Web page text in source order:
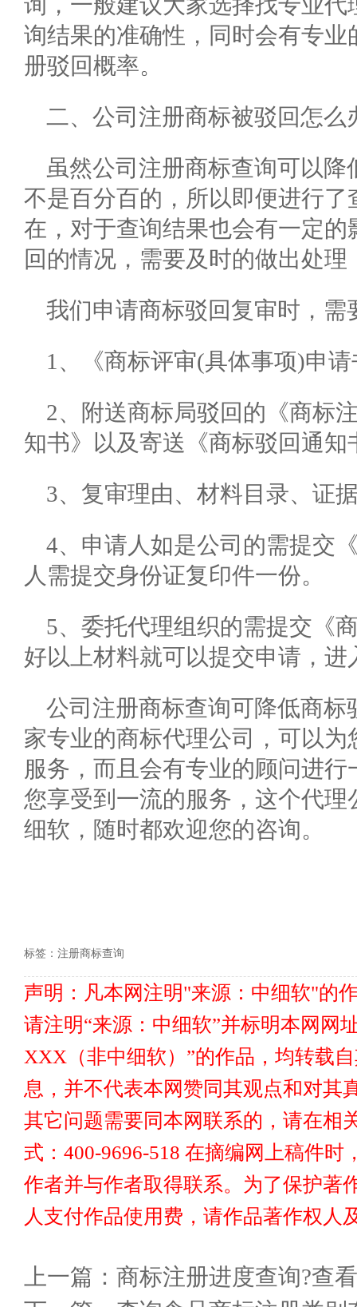
询结果的准确性，同时会有专
册驳回概率。
二、公司注册商标被驳回怎么
虽然公司注册商标查询可以
不是百分百的，所以即便进行
在，对于查询结果也会有一定
回的情况，需要及时的做出处
我们申请商标驳回复审时，
1、《商标评审(具体事项)申
2、附送商标局驳回的《商标
知书》以及寄送《商标驳回通知
3、复审理由、材料目录、证
4、申请人如是公司的需提交
人需提交身份证复印件一份。
5、委托代理组织的需提交《
好以上材料就可以提交申请，进
公司注册商标查询可降低商
家专业的商标代理公司，可以
服务，而且会有专业的顾问进
您享受到一流的服务，这个代
细软，随时都欢迎您的咨询。
标签： 注册商标查询
声明：凡本网注明"来源：中细软"的
请注明“来源：中细软”并标明本网网
XXX（非中细软）”的作品，均转载
息，并不代表本网赞同其观点和对其
其它问题需要同本网联系的，请在相
式：400-9696-518 在摘编网上稿件
作者并与作者取得联系。为了保护著
人支付作品使用费，请作品著作权人
上一篇： 商标注册进度查询?查